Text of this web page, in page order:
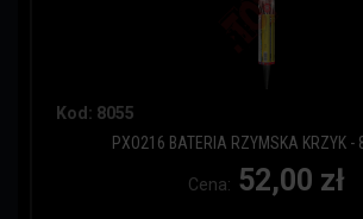
Kod: 8055
PXO216 BATERIA RZYMSKA KRZYK -
Cena: 52,00 zł